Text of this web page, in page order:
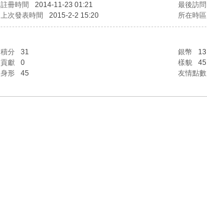
註冊時間 2014-11-23 01:21 最後訪問
上次發表時間 2015-2-2 15:20 所在時區
積分 31 銀幣
13
貢獻 0 樣貌
45
身形 45 友情點數